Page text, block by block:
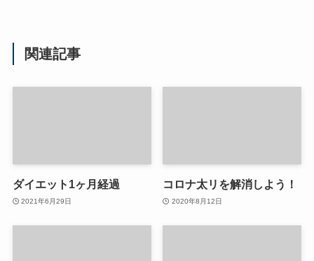
関連記事
ダイエット1ヶ月経過
2021年6月29日
コロナ太リを解消しよう！
2020年8月12日